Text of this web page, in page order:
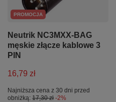
PROMOCJA
Neutrik NC3MXX-BAG
męskie złącze kablowe 3
PIN
16,79 zł
Najniższa cena z 30 dni przed
obniżką: 17,30 zł -2%